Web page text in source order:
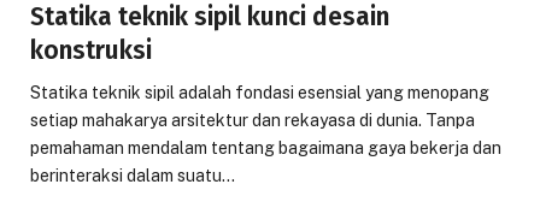
Statika teknik sipil kunci desain
konstruksi
Statika teknik sipil adalah fondasi esensial yang menopang
setiap mahakarya arsitektur dan rekayasa di dunia. Tanpa
pemahaman mendalam tentang bagaimana gaya bekerja dan
berinteraksi dalam suatu…